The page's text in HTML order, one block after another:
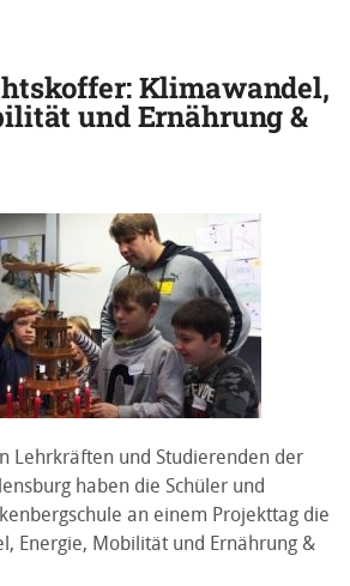
Klimawandel,
und Ernährung &
Lehrkräften und Studierenden der
haben die Schüler und
an einem Projekttag die
Energie, Mobilität und Ernährung &